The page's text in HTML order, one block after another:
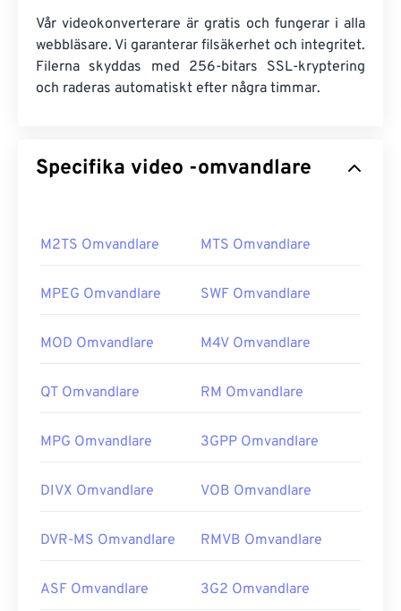
Vår videokonverterare är gratis och fungerar i alla
webbläsare. Vi garanterar filsäkerhet och integritet.
Filerna skyddas med 256-bitars SSL-kryptering
och raderas automatiskt efter några timmar.
Specifika video -omvandlare
M2TS Omvandlare MTS Omvandlare
MPEG Omvandlare SWF Omvandlare
MOD Omvandlare M4V Omvandlare
QT Omvandlare RM Omvandlare
MPG Omvandlare 3GPP Omvandlare
DIVX Omvandlare VOB Omvandlare
DVR-MS Omvandlare RMVB Omvandlare
ASF Omvandlare 3G2 Omvandlare